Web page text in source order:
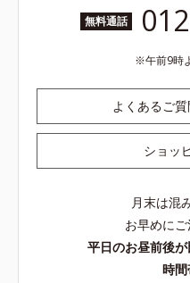
無料通話
午前9時
よくあるご
ショッ
月末は混
お早めにご
平日のお昼前後
時間